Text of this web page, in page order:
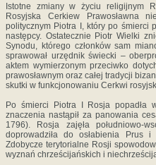
Istotne zmiany w życiu religijnym
Rosyjska Cerkiew Prawosławna
politycznym Piotra I, który po śmierci
następcy. Ostatecznie Piotr Wielki
Synodu, którego członków sam
sprawował urzędnik świecki –
aktem wymierzonym przeciwko
prawosławnym oraz całej tradycji
skutki w funkcjonowaniu Cerkwi
Po śmierci Piotra I Rosja popadła
znaczenia nastąpił za panowania
1796). Rosja zajęła południowo-
doprowadziła do osłabienia Prus i
Zdobycze terytorialne Rosji
wyznań chrześcijańskich i